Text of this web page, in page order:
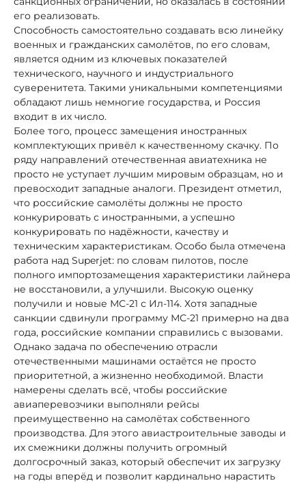
его реализовать.
Способность самостоятельно создавать всю линейку
военных и гражданских самолётов, по его словам,
является одним из ключевых показателей
технического, научного и индустриального
суверенитета. Такими уникальными компетенциями
обладают лишь немногие государства, и Россия
входит в их число.
Более того, процесс замещения иностранных
комплектующих привёл к качественному скачку. По
ряду направлений отечественная авиатехника не
просто не уступает лучшим мировым образцам, но и
превосходит западные аналоги. Президент отметил,
что российские самолёты должны не просто
конкурировать с иностранными, а успешно
конкурировать по надёжности, качеству и
техническим характеристикам. Особо была отмечена
работа над Superjet: по словам пилотов, после
полного импортозамещения характеристики лайнера
не восстановили, а улучшили. Высокую оценку
получили и новые МС-21 с Ил-114. Хотя западные
санкции сдвинули программу МС-21 примерно на два
года, российские компании справились с вызовами.
Однако задача по обеспечению отрасли
отечественными машинами остаётся не просто
приоритетной, а жизненно необходимой. Власти
намерены сделать всё, чтобы российские
авиаперевозчики выполняли рейсы
преимущественно на самолётах собственного
производства. Для этого авиастроительные заводы и
их смежники должны получить огромный
долгосрочный заказ, который обеспечит их загрузку
на годы вперёд и позволит кардинально нарастить